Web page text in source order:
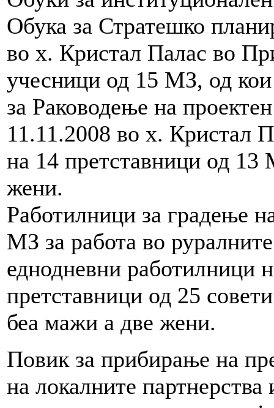
Обука за Стратешко
во х. Кристал Палас во
учесници од 15 МЗ, од
за Раководење на
11.11.2008 во х. Кристал
на 14 претставници од
жени.
Работилници за градење
МЗ за работа во
еднодневни работилници
претставници од 25
беа мажи а две жени.
Повик за прибирање на
на локалните